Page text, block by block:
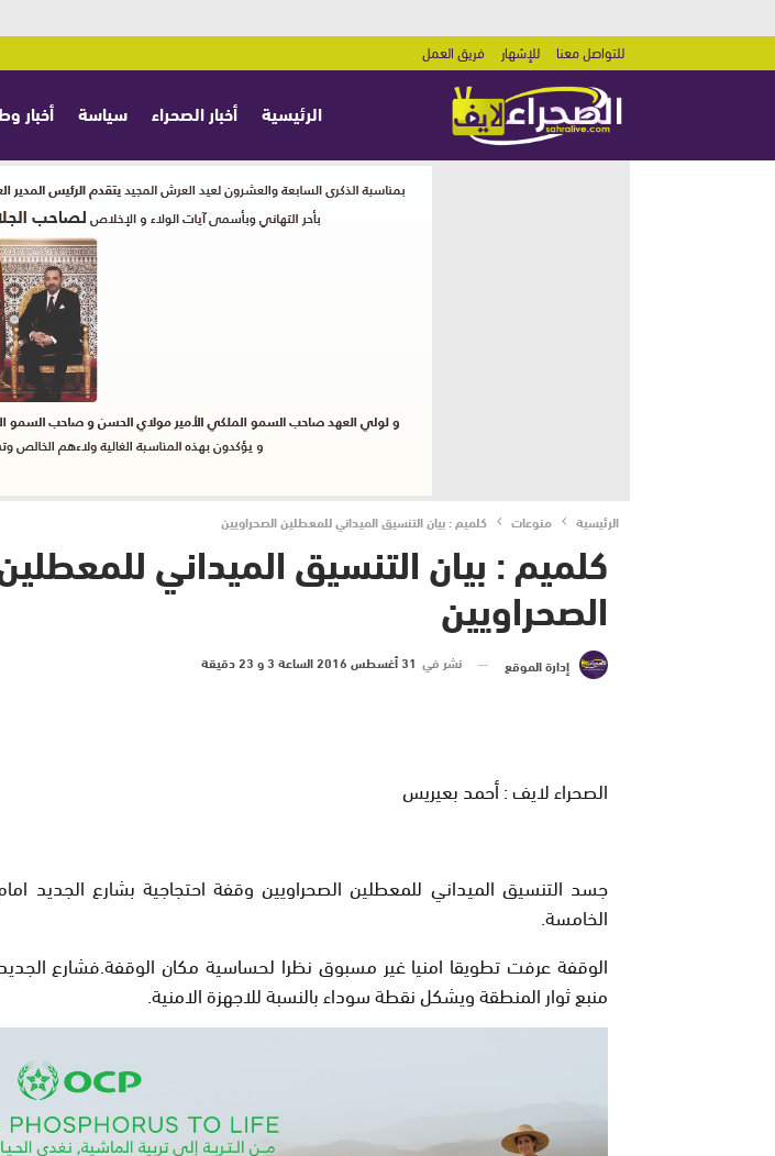
للتواصل معنا للإشهار فريق العمل
الرئيسية أخبار الصحراء سياسة أخبار
الرئيسية منوعات كلميم : بيان التنسيق الميداني للمعطلين الصحراويين
كلميم : بيان التنسيق الميداني
الصحراويين
إدارة الموقع نشر في 31 أغسطس 2016 الساعة 3 و 23 دقيقة
الصحراء لايف : أحمد بعيريس
جسد التنسيق الميداني للمعطلين الصحراويين وقفة احتجاجية بشارع الجديد
الخامسة.
الوقفة عرفت تطويقا امنيا غير مسبوق نظرا لحساسية مكان الوقفة.فشارع
منبع ثوار المنطقة ويشكل نقطة سوداء بالنسبة للاجهزة الامنية.